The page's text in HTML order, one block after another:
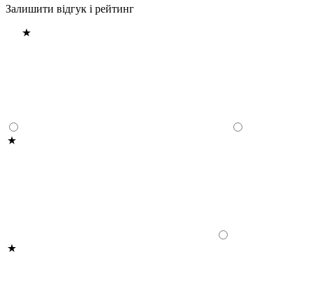
Залишити відгук і рейтинг